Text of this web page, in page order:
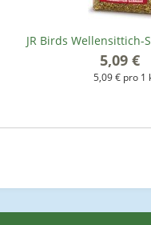
JR Birds Wellensittich-
5,09 €
5,09 € pro 1